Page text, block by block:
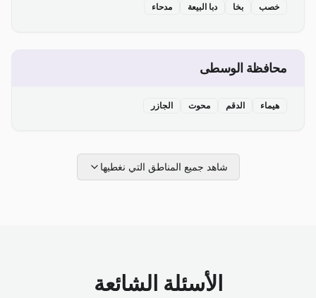
خصب بخا دبا البيعة مدحاء
محافظة الوسطى
هيماء الدقم محوت الجازر
شاهد جميع المناطق التي نغطيها
الأسئلة الشائعة